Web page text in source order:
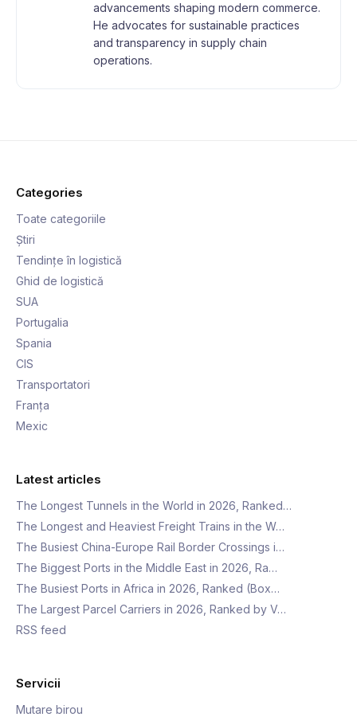
advancements shaping modern commerce.
He advocates for sustainable practices
and transparency in supply chain
operations.
Categories
Toate categoriile
Știri
Tendințe în logistică
Ghid de logistică
SUA
Portugalia
Spania
CIS
Transportatori
Franța
Mexic
Latest articles
The Longest Tunnels in the World in 2026, Ranked…
The Longest and Heaviest Freight Trains in the W…
The Busiest China-Europe Rail Border Crossings i…
The Biggest Ports in the Middle East in 2026, Ra…
The Busiest Ports in Africa in 2026, Ranked (Box…
The Largest Parcel Carriers in 2026, Ranked by V…
RSS feed
Servicii
Mutare birou